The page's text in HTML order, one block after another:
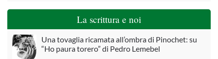
La scrittura e noi
Una tovaglia ricamata all’ombra di Pinochet: su
“Ho paura torero” di Pedro Lemebel